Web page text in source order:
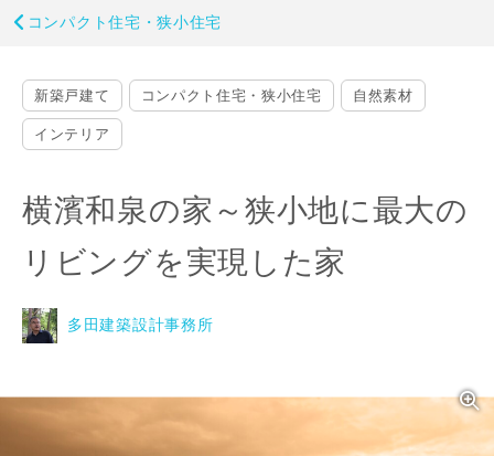
コンパクト住宅・狭小住宅
新築戸建て コンパクト住宅・狭小住宅 自然素材
インテリア
横濱和泉の家～狭小地に最大の
リビングを実現した家
多田建築設計事務所